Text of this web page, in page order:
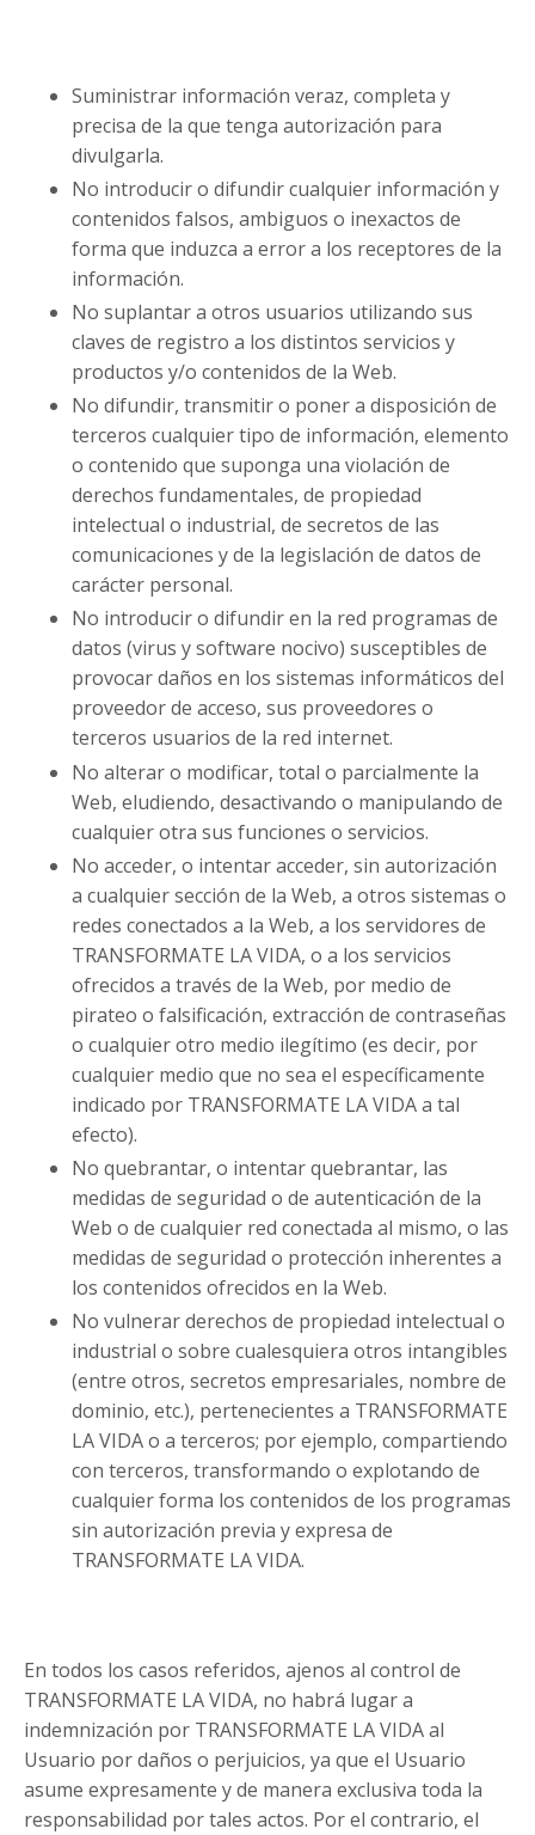
Suministrar información veraz, completa y
precisa de la que tenga autorización para
divulgarla.
No introducir o difundir cualquier información y
contenidos falsos, ambiguos o inexactos de
forma que induzca a error a los receptores de la
información.
No suplantar a otros usuarios utilizando sus
claves de registro a los distintos servicios y
productos y/o contenidos de la Web.
No difundir, transmitir o poner a disposición de
terceros cualquier tipo de información, elemento
o contenido que suponga una violación de
derechos fundamentales, de propiedad
intelectual o industrial, de secretos de las
comunicaciones y de la legislación de datos de
carácter personal.
No introducir o difundir en la red programas de
datos (virus y software nocivo) susceptibles de
provocar daños en los sistemas informáticos del
proveedor de acceso, sus proveedores o
terceros usuarios de la red internet.
No alterar o modificar, total o parcialmente la
Web, eludiendo, desactivando o manipulando de
cualquier otra sus funciones o servicios.
No acceder, o intentar acceder, sin autorización
a cualquier sección de la Web, a otros sistemas o
redes conectados a la Web, a los servidores de
TRANSFORMATE LA VIDA, o a los servicios
ofrecidos a través de la Web, por medio de
pirateo o falsificación, extracción de contraseñas
o cualquier otro medio ilegítimo (es decir, por
cualquier medio que no sea el específicamente
indicado por TRANSFORMATE LA VIDA a tal
efecto).
No quebrantar, o intentar quebrantar, las
medidas de seguridad o de autenticación de la
Web o de cualquier red conectada al mismo, o las
medidas de seguridad o protección inherentes a
los contenidos ofrecidos en la Web.
No vulnerar derechos de propiedad intelectual o
industrial o sobre cualesquiera otros intangibles
(entre otros, secretos empresariales, nombre de
dominio, etc.), pertenecientes a TRANSFORMATE
LA VIDA o a terceros; por ejemplo, compartiendo
con terceros, transformando o explotando de
cualquier forma los contenidos de los programas
sin autorización previa y expresa de
TRANSFORMATE LA VIDA.
En todos los casos referidos, ajenos al control de
TRANSFORMATE LA VIDA, no habrá lugar a
indemnización por TRANSFORMATE LA VIDA al
Usuario por daños o perjuicios, ya que el Usuario
asume expresamente y de manera exclusiva toda la
responsabilidad por tales actos. Por el contrario, el